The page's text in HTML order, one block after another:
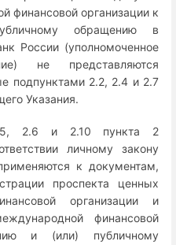
финансовой организации к
обращению в
России (уполномоченное
не представляются
подпунктами 2.2, 2.4 и 2.7
Указания.
2.6 и 2.10 пункта 2
личному закону
к документам,
проспекта ценных
организации и
финансовой
и (или) публичному